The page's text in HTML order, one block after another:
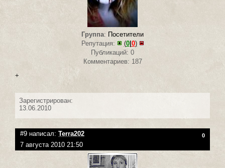
Группа: Посетители
Репутация:
(0| 0)
Публикаций: 0
Комментариев: 187
+
Зарегистрирован:
13.06.2010
#9 написал: Terra202 0
7 августа 2010 21:50